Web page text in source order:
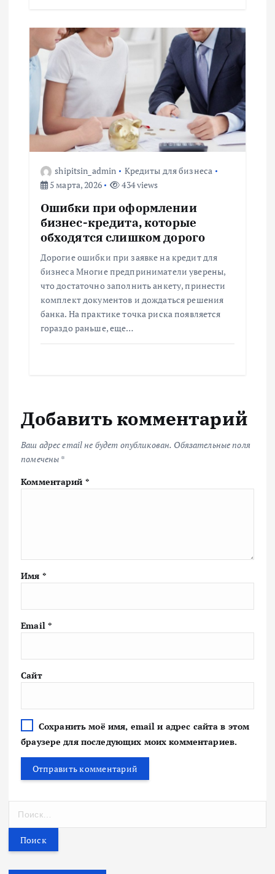
shipitsin_admin
Кредиты для бизнеса
5 марта, 2026
434 views
Ошибки при оформлении
бизнес-кредита, которые
обходятся слишком дорого
Дорогие ошибки при заявке на кредит для
бизнеса Многие предприниматели уверены,
что достаточно заполнить анкету, принести
комплект документов и дождаться решения
банка. На практике точка риска появляется
гораздо раньше, еще…
Добавить комментарий
Ваш адрес email не будет опубликован. Обязательные поля
помечены *
Комментарий *
Имя *
Email *
Сайт
Сохранить моё имя, email и адрес сайта в этом
браузере для последующих моих комментариев.
т